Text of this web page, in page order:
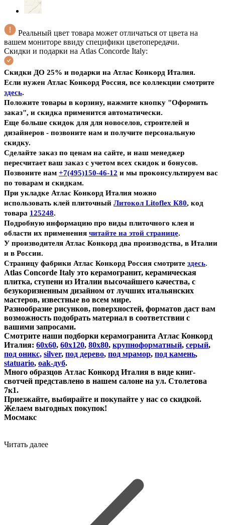
Реальный цвет товара может отличаться от цвета на
вашем мониторе ввиду специфики цветопередачи.
Скидки и подарки на Atlas Concorde Italy:
Скидки ДО 25% и подарки на Атлас Конкорд Италия.
Если нужен Атлас Конкорд Россия, все коллекции смотрите
здесь.
Положите товары в корзину, нажмите кнопку "Оформить
заказ", и скидка применится автоматически.
Еще больше скидок для для новоселов, строителей и
дизайнеров - позвоните нам и получите персональную
скидку.
Сделайте заказ по ценам на сайте, и наш менеджер
пересчитает ваш заказ с учетом всех скидок и бонусов.
Позвоните нам +7(495)150-46-12 и мы проконсультируем вас
по товарам и скидкам.
При укладке Атлас Конкорд Италия можно
использовать клей плиточный Литокол Litoflex К80, код
товара 125248.
Подробную информацию про виды плиточного клея и
области их применения читайте на этой странице.
У производителя Атлас Конкорд два производства, в Италии
и в России.
Страницу фабрики Атлас Конкорд Россия смотрите здесь.
Atlas Concorde Italy это керамогранит, керамическая
плитка, ступени из Италии высочайшего качества, с
безукоризненным дизайном от лучших итальянских
мастеров, известные во всем мире.
Разнообразие рисунков, поверхностей, форматов даст вам
возможность подобрать материал в соответствии с
вашими запросами.
Смотрите наши подборки керамогранита Атлас Конкорд
Италия: 60х60, 60х120, 80х80, крупноформатный, серый,
под оникс, silver, под дерево, под мрамор, под камень,
statuario, oak-дуб.
Много образцов Атлас Конкорд Италия в виде книг-
свотчей представлено в нашем салоне на ул. Столетова
7к1.
Приезжайте, выбирайте и покупайте у нас со скидкой.
Желаем выгодных покупок!
Мосмакс
Читать далее